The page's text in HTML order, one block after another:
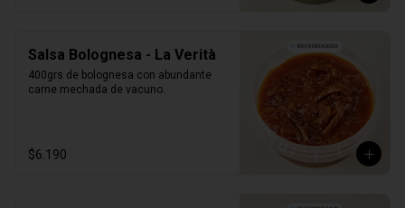
Salsa Bolognesa - La Verità
400grs de bolognesa con abundante
carne mechada de vacuno.
$6.190